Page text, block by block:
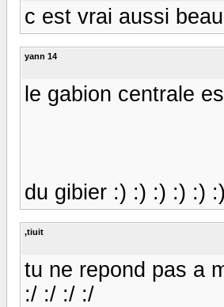
c est vrai aussi
yann 14
le gabion centrale
du gibier :) :) :) :) :)
,tiuit
tu ne repond pas a
:/ :/ :/ :/